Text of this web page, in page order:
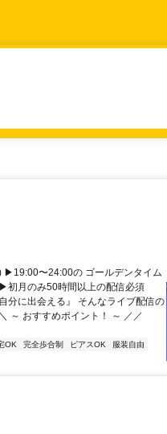
▶19:00〜24:00の ゴールデンタイム
初月のみ50時間以上の配信必須
分に出会える』 そんなライブ配信の
おすすめポイント！ ～ ／／
OK 完全歩合制 ピアスOK
服装自由